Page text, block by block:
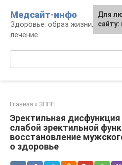
контенту
Медсайт-инфо
Здоровье: образ жизни,
лечение
Главная » ЗППП
Эректильная
слабой эректильной
восстановление
о здоровье
Для
сайту: